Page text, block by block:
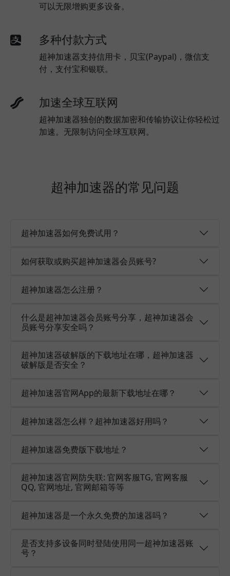
可以无限增购更多设备。
多种付款方式
超神加速器支持信用卡，贝宝(Paypal)，微信支
付，支付宝和银联。
加速全球互联网
超神加速器独创的数据加密和传输协议让你轻松过
加速。无限制访问全球互联网。
超神加速器的常见问题
超神加速器如何免费试用？
如何获取或购买超神加速器会员账号?
超神加速器怎么注册？
什么是超神加速器会员账号分享，超神加速器会
员账号分享安全吗？
超神加速器破解版的下载地址在哪，超神加速器
破解版是否安全？
超神加速器官网App的最新下载地址在哪？
超神加速器怎么样？超神加速器好用吗？
超神加速器免费版下载地址？
超神加速器官网防失联: 官网客服TG, 官网客服
QQ, 官网地址, 官网邮箱等等
超神加速器是一个永久免费的加速器吗？
是否支持多设备同时登陆使用同一超神加速器账
号？